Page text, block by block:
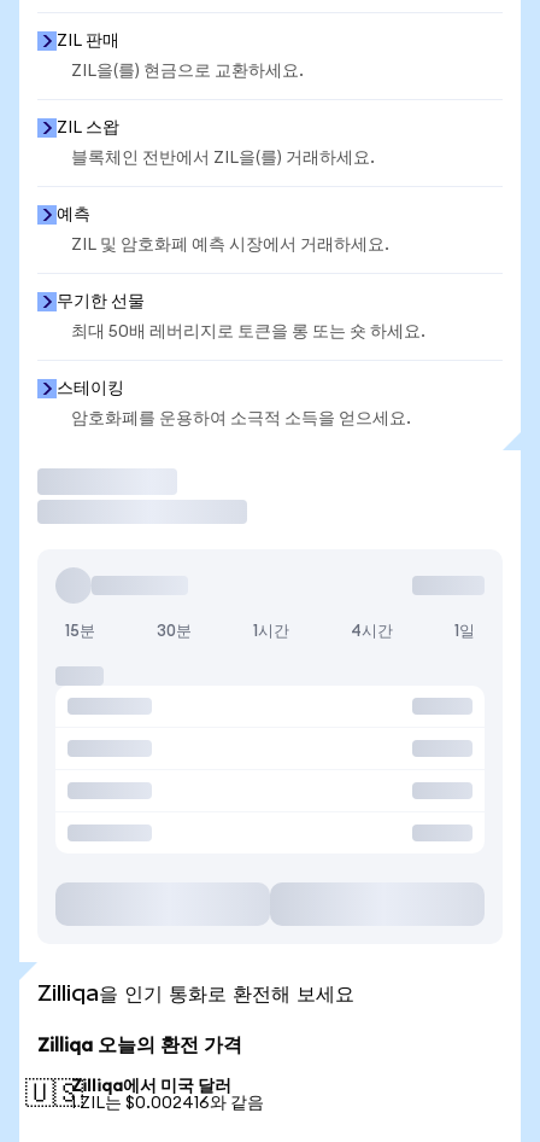
ZIL 판매
ZIL을(를) 현금으로 교환하세요.
ZIL 스왑
블록체인 전반에서 ZIL을(를) 거래하세요.
예측
ZIL 및 암호화폐 예측 시장에서 거래하세요.
무기한 선물
최대 50배 레버리지로 토큰을 롱 또는 숏 하세요.
스테이킹
암호화폐를 운용하여 소극적 소득을 얻으세요.
15분 30분 1시간 4시간 1일
Zilliqa을 인기 통화로 환전해 보세요
Zilliqa 오늘의 환전 가격
🇺🇸Zilliqa에서 미국 달러
1 ZIL는 $0.002416와 같음